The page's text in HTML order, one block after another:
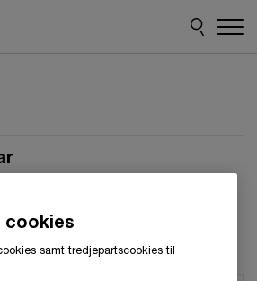
skal udfyldes.(
Rosenkvist
cookies
samt tredjepartscookies til